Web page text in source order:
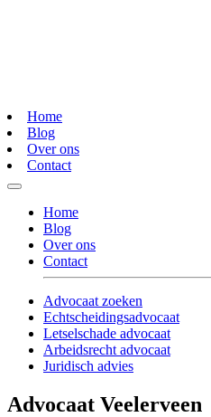
Home
Blog
Over ons
Contact
Home
Blog
Over ons
Contact
Advocaat zoeken
Echtscheidingsadvocaat
Letselschade advocaat
Arbeidsrecht advocaat
Juridisch advies
Advocaat Veelerveen